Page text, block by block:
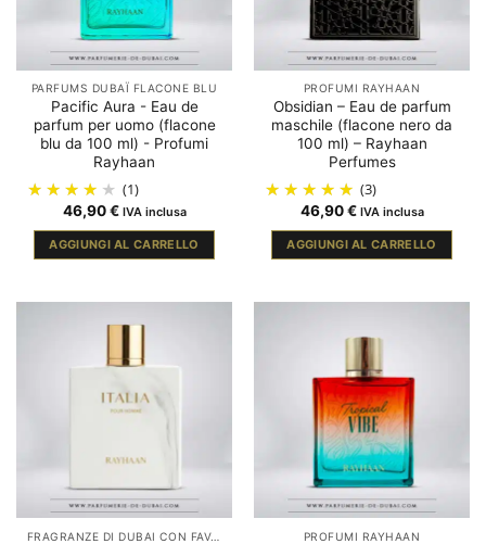
PARFUMS DUBAÏ FLACONE BLU
Pacific Aura - Eau de
parfum per uomo (flacone
blu da 100 ml) - Profumi
Rayhaan
(1)
46,90€ IVA inclusa
AGGIUNGI AL CARRELLO
PROFUMI RAYHAAN
Obsidian – Eau de parfum
maschile (flacone nero da
100 ml) – Rayhaan
Perfumes
(3)
46,90€ IVA inclusa
AGGIUNGI AL CARRELLO
FRAGRANZE DI DUBAI CON FAVA TONKA PROFUMI RAYHAAN